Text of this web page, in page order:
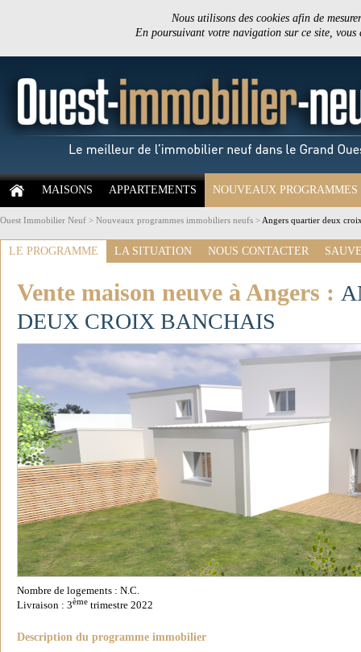
Nous utilisons des cookies afin de
En poursuivant votre navigation sur ce site,
MAISONS APPARTEMENTS NOUVEAUX PROGRAMMES
Ouest Immobilier Neuf > Nouveaux programmes immobiliers neufs > Angers quartier deux
LE PROGRAMME LA SITUATION NOUS CONTACTER
Vente maison neuve à Angers :
DEUX CROIX BANCHAIS
Nombre de logements : N.C.
Livraison : 3ème trimestre 2022
Description du programme immobilier